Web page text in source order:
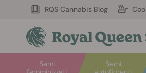
RQS Cannabis Blog
Semi
Semi